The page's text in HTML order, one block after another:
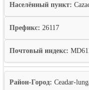
Населённый пункт:
Префикс: 26117
Почтовый индекс:
Район-Город: Ceadar-